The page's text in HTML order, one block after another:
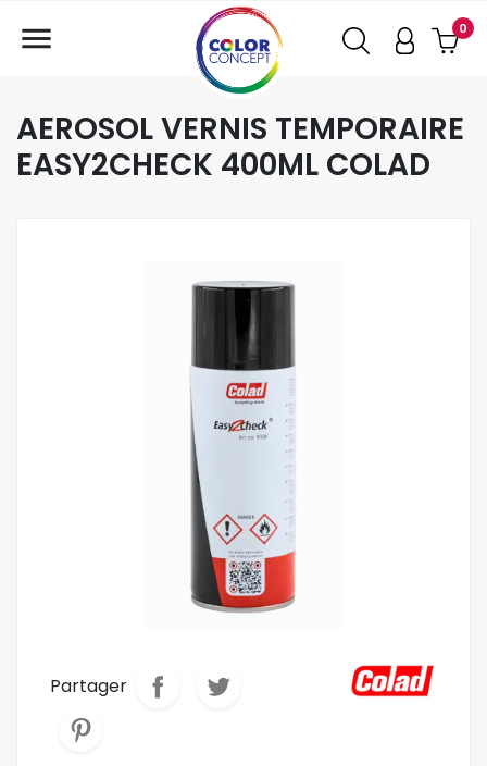
0

AEROSOL VERNIS TEMPORAIRE
EASY2CHECK 400ML COLAD
Partager